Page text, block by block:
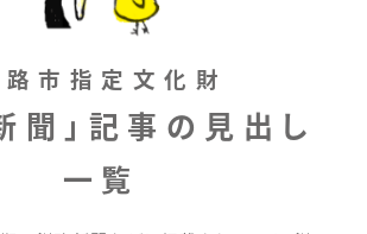
市指定文化財
聞」記事の見出し
一覧